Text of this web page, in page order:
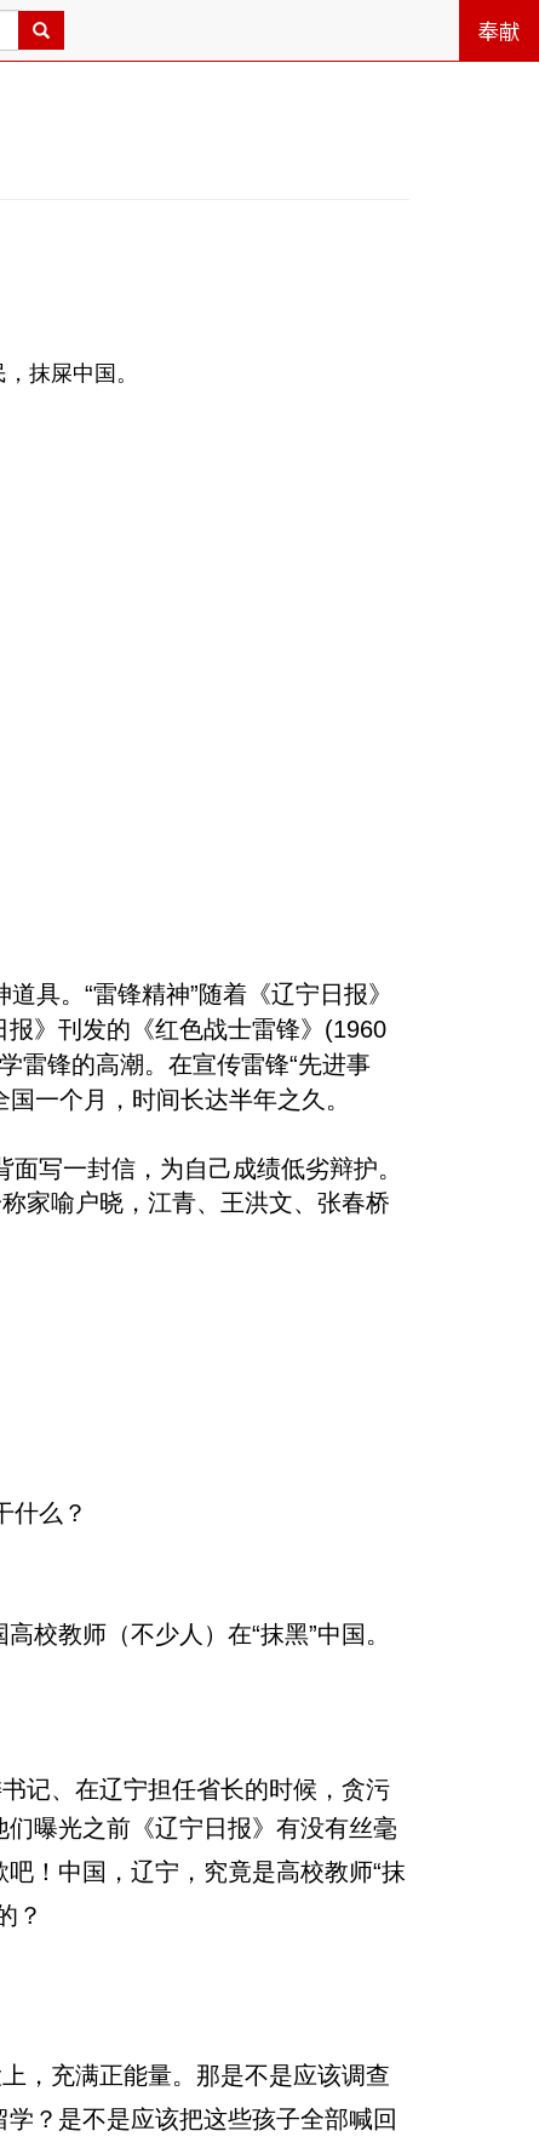
奉献
抹屎中国。
具。“雷锋精神”随着《辽宁日报》
报》 刊发的《红色战士雷锋》(1960
雷锋的高潮。在宣传雷锋“先进事
国一个月，时间长达半年之久。
写一封信，为自己成绩低劣辩护。
家喻户晓，江青、王洪文、张春桥
什么？
校教师（不少人）在“抹黑”中国。
记、在辽宁担任省长的时候，贪污
们曝光之前 《辽宁日报》 有没有丝毫
！中国，辽宁，究竟是高校教师“抹
？
，充满正能量。那是不是应该调查
？是不是应该把这些孩子全部喊回